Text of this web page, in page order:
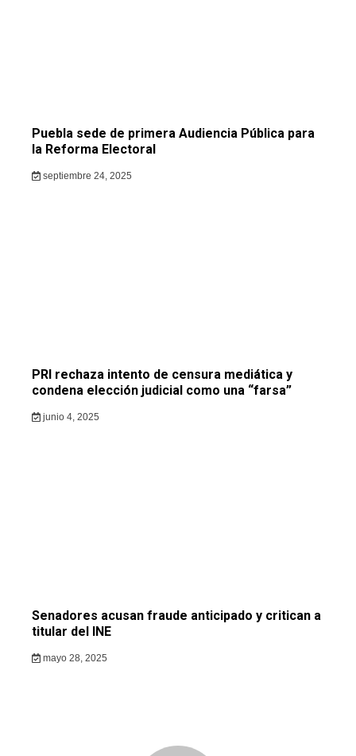
Puebla sede de primera Audiencia Pública para
la Reforma Electoral
septiembre 24, 2025
PRI rechaza intento de censura mediática y
condena elección judicial como una “farsa”
junio 4, 2025
Senadores acusan fraude anticipado y critican a
titular del INE
mayo 28, 2025